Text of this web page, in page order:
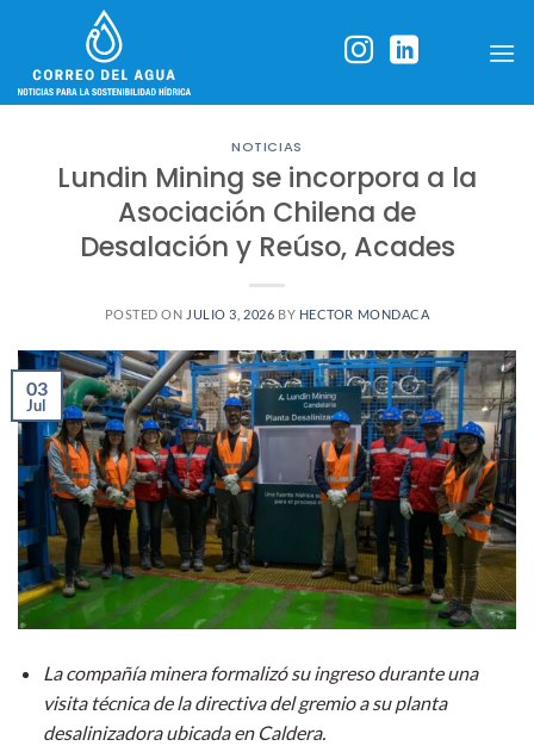
content
NOTICIAS
Lundin Mining se incorpora a la
Asociación Chilena de
Desalación y Reúso, Acades
POSTED ON JULIO 3, 2026 BY HECTOR MONDACA
03
Jul
La compañía minera formalizó su ingreso durante una
visita técnica de la directiva del gremio a su planta
desalinizadora ubicada en Caldera.